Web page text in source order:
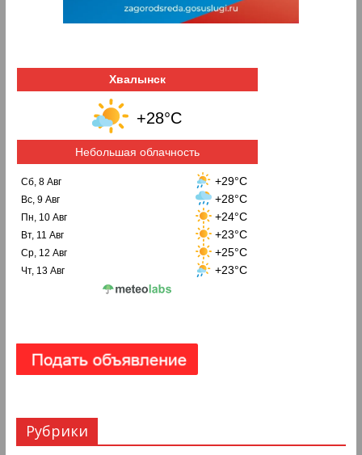
Хвалынск
+28°C
Небольшая облачность
Сб, 8 Авг +29°C
Вс, 9 Авг +28°C
Пн, 10 Авг +24°C
Вт, 11 Авг +23°C
Ср, 12 Авг +25°C
Чт, 13 Авг +23°C
Рубрики